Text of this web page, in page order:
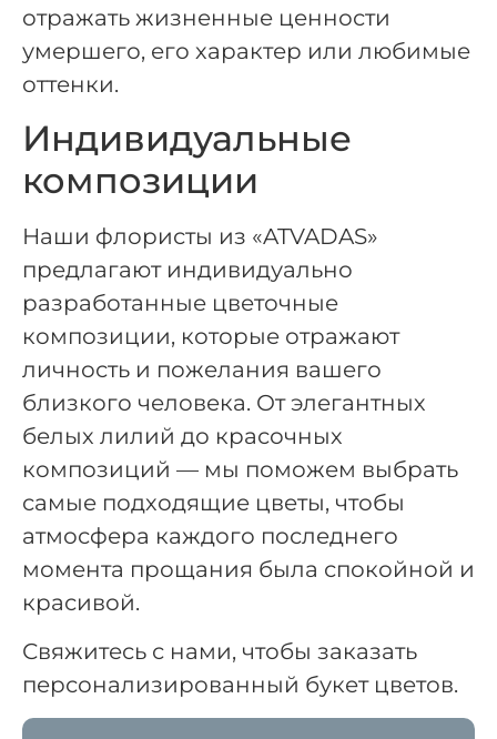
отражать жизненные ценности
умершего, его характер или любимые
оттенки.
Индивидуальные
композиции
Наши флористы из «ATVADAS»
предлагают индивидуально
разработанные цветочные
композиции, которые отражают
личность и пожелания вашего
близкого человека. От элегантных
белых лилий до красочных
композиций — мы поможем выбрать
самые подходящие цветы, чтобы
атмосфера каждого последнего
момента прощания была спокойной и
красивой.
Свяжитесь с нами, чтобы заказать
персонализированный букет цветов.